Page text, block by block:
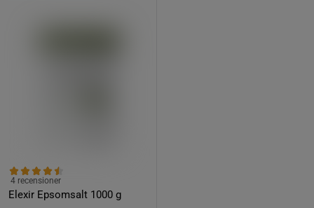
Elexir Epsomsalt 1000 g
4 recensioner